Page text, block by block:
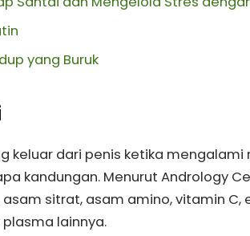
yang Buruk
keluar dari penis ketika
kandungan. Menurut Andrology
sitrat, asam amino, vitamin C,
lainnya.